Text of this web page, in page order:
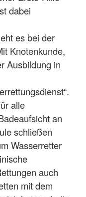
dabei
es bei der
Knotenkunde,
Ausbildung in
alle
an
schließen
Wasserretter
auch
mit dem